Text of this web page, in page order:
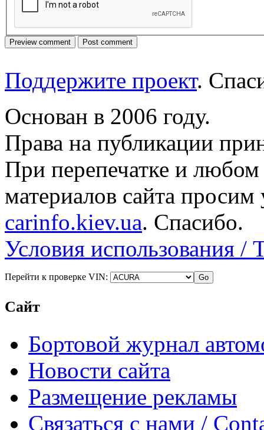
Поддержите проект.
Основан в 2006 году.
Права на публикации
При перепечатке и
материалов сайта просим
carinfo.kiev.ua. Спасибо.
Условия использования /
Перейти к проверке VIN:
Сайт
Бортовой журнал
Новости сайта
Размещение рекламы
Связаться с нами /